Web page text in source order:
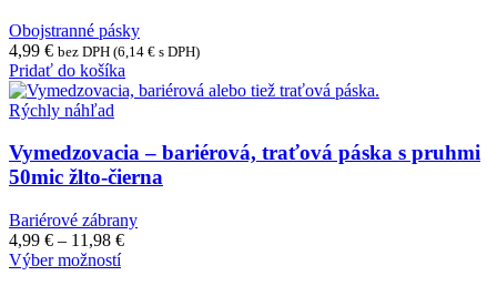
vybrať
na
stránke
produktu.
Obojstranné pásky
4,99 € bez DPH (6,14 € s DPH)
Pridať do košíka
Rýchly náhľad
Vymedzovacia – bariérová, traťová páska s pruhmi
50mic žlto-čierna
Bariérové zábrany
4,99 € – 11,98 €Price
Výber možnostíTento